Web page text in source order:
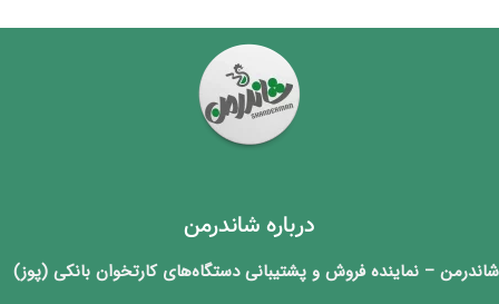
درباره شاندرمن
شاندرمن – نماینده فروش و پشتیبانی دستگاه‌های کارتخوان بانکی (پوز)